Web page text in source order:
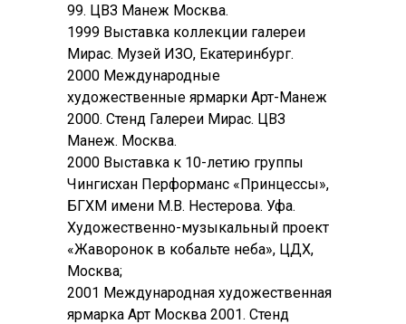
99. ЦВЗ Манеж Москва.
1999 Выставка коллекции галереи
Мирас. Музей ИЗО, Екатеринбург.
2000 Международные
художественные ярмарки Арт-Манеж
2000. Стенд Галереи Мирас. ЦВЗ
Манеж. Москва.
2000 Выставка к 10-летию группы
Чингисхан Перформанс «Принцессы»,
БГХМ имени М.В. Нестерова. Уфа.
Художественно-музыкальный проект
«Жаворонок в кобальте неба», ЦДХ,
Москва;
2001 Международная художественная
ярмарка Арт Москва 2001. Стенд